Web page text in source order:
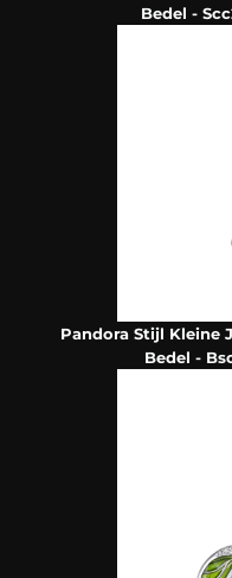
Bedel -
Pandora Stijl Kleine
Bedel -